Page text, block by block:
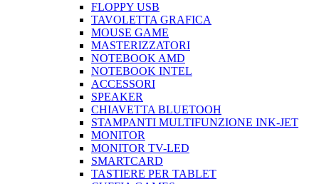
FLOPPY USB
TAVOLETTA GRAFICA
MOUSE GAME
MASTERIZZATORI
NOTEBOOK AMD
NOTEBOOK INTEL
ACCESSORI
SPEAKER
CHIAVETTA BLUETOOH
STAMPANTI MULTIFUNZIONE INK-JET
MONITOR
MONITOR TV-LED
SMARTCARD
TASTIERE PER TABLET